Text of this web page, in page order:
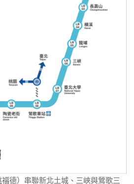
德）串聯新北土城、三峽與鶯歌三